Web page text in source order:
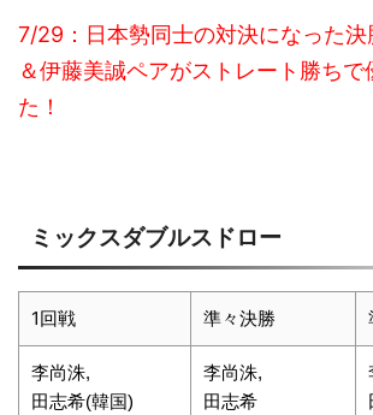
7/29：日本勢同士の対決になった決
＆伊藤美誠ペアがストレート勝ちで
た！
ミックスダブルスドロー
1回戦 準々決勝
李尚洙,
田志希(韓国)
李尚洙,
田志希